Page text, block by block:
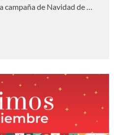
de Navidad de …